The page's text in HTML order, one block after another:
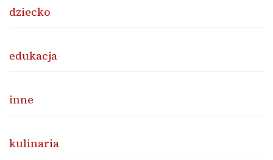
dziecko
edukacja
inne
kulinaria